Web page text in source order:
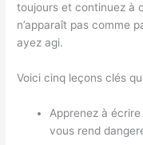
toujours et continuez à
n’apparaît pas comme
ayez agi.
Voici cinq leçons clés
Apprenez à
vous rend